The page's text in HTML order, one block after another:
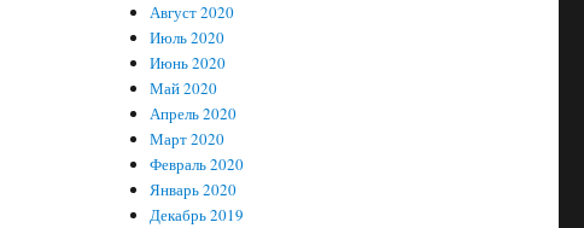
Август 2020
Июль 2020
Июнь 2020
Май 2020
Апрель 2020
Март 2020
Февраль 2020
Январь 2020
Декабрь 2019